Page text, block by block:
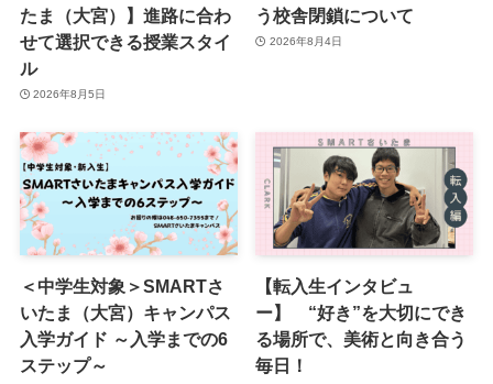
たま（大宮）】進路に合わ
せて選択できる授業スタイ
ル
2026年8月5日
う校舎閉鎖について
2026年8月4日
＜中学生対象＞SMARTさ
いたま（大宮）キャンパス
入学ガイド ～入学までの6
ステップ～
【転入生インタビュ
ー】 “好き”を大切にでき
る場所で、美術と向き合う
毎日！